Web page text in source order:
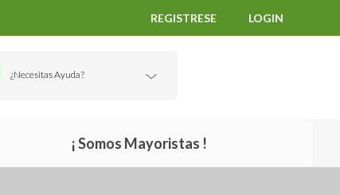
REGISTRESE LOGIN
¿Necesitas Ayuda?
¡ Somos Mayoristas !